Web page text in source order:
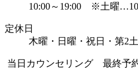
10:00～19:00 ※土曜
定休日
木曜・日曜・祝日・第2
当日カウンセリング 最終予